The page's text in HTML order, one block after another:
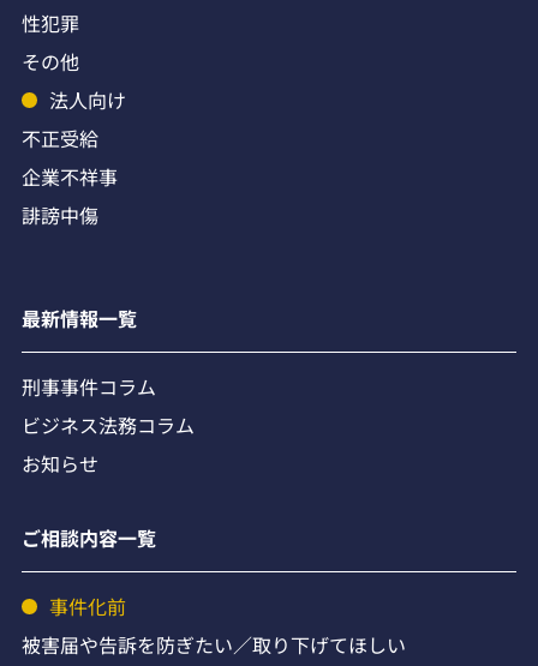
性犯罪
その他
法人向け
不正受給
企業不祥事
誹謗中傷
最新情報一覧
刑事事件コラム
ビジネス法務コラム
お知らせ
ご相談内容一覧
事件化前
被害届や告訴を防ぎたい／取り下げてほしい